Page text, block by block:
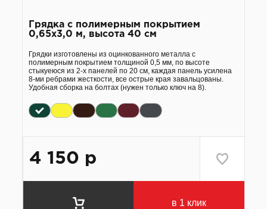
Грядка с полимерным покрытием
0,65х3,0 м, высота 40 см
Грядки изготовлены из оцинкованного металла с
полимерным покрытием толщиной 0,5 мм, по высоте
стыкуеюся из 2-х панелей по 20 см, каждая панель усилена
8-ми ребрами жесткости, все острые края завальцованы.
Удобная сборка на болтах (нужен только ключ на 8).
4 150 р
в 1 клик